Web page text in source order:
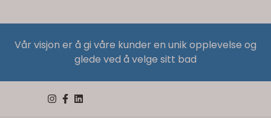
Vår visjon er å gi våre kunder en unik opplevelse og
glede ved å velge sitt bad